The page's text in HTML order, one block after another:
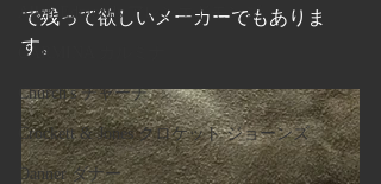
Allen Edmonds アレンエドモンズ
CARMINA カルミナ
Church's チャーチ
Crockett & Jones クロケット ジョーンズ
Danner ダナー
で残って欲しいメーカーでもありま
す。